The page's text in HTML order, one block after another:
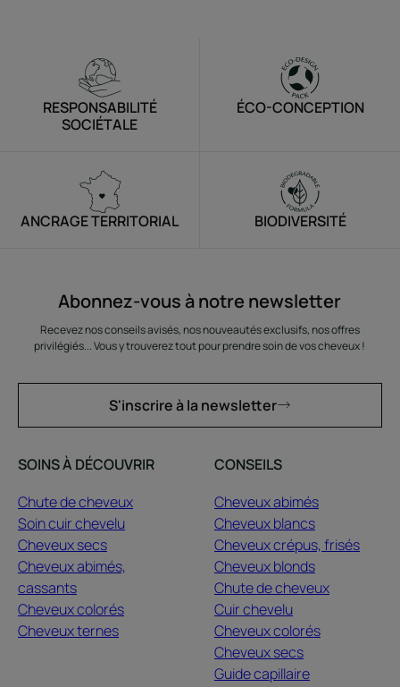
RESPONSABILITÉ
SOCIÉTALE
ÉCO-CONCEPTION
ANCRAGE TERRITORIAL BIODIVERSITÉ
Abonnez-vous à notre newsletter
Recevez nos conseils avisés, nos nouveautés exclusifs, nos offres
privilégiés... Vous y trouverez tout pour prendre soin de vos cheveux !
S'inscrire à la newsletter
SOINS À DÉCOUVRIR
Chute de cheveux
Soin cuir chevelu
Cheveux secs
Cheveux abimés,
cassants
Cheveux colorés
Cheveux ternes
CONSEILS
Cheveux abimés
Cheveux blancs
Cheveux crépus, frisés
Cheveux blonds
Chute de cheveux
Cuir chevelu
Cheveux colorés
Cheveux secs
Guide capillaire